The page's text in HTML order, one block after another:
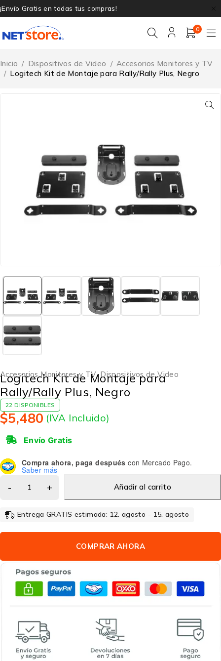
¡Envío Gratis en todas tus compras!
0
Inicio / Dispositivos de Video / Accesorios Monitores y TV
/ Logitech Kit de Montaje para Rally/Rally Plus, Negro
Accesorios Monitores y TV, Dispositivos de Video
Logitech Kit de Montaje para
Rally/Rally Plus, Negro
22 DISPONIBLES
$5,480 (IVA Incluido)
Envío Gratis
Compra ahora, paga después con Mercado Pago.
Saber más
Añadir al carrito
Entrega GRATIS estimada: 12. agosto - 15. agosto
COMPRAR AHORA